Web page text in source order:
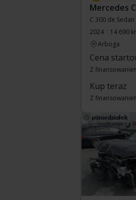
Mercedes
C 300 de
2024
14 690
Arboga
Cena
Z
Kup teraz
Z
poniedziałek